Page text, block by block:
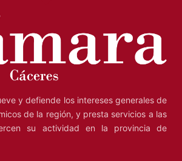
y defiende los intereses generales de
de la región, y presta servicios a las
su actividad en la provincia de